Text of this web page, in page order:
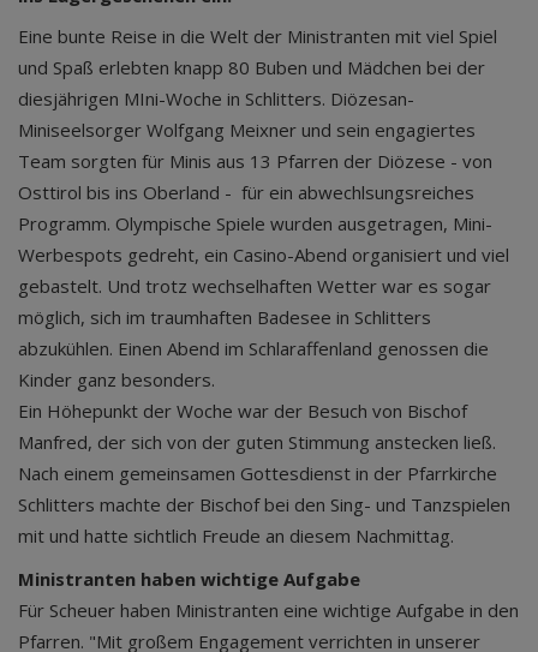
Eine bunte Reise in die Welt der Ministranten mit viel Spiel
und Spaß erlebten knapp 80 Buben und Mädchen bei der
diesjährigen MIni-Woche in Schlitters. Diözesan-
Miniseelsorger Wolfgang Meixner und sein engagiertes
Team sorgten für Minis aus 13 Pfarren der Diözese - von
Osttirol bis ins Oberland - für ein abwechlsungsreiches
Programm. Olympische Spiele wurden ausgetragen, Mini-
Werbespots gedreht, ein Casino-Abend organisiert und viel
gebastelt. Und trotz wechselhaften Wetter war es sogar
möglich, sich im traumhaften Badesee in Schlitters
abzukühlen. Einen Abend im Schlaraffenland genossen die
Kinder ganz besonders.
Ein Höhepunkt der Woche war der Besuch von Bischof
Manfred, der sich von der guten Stimmung anstecken ließ.
Nach einem gemeinsamen Gottesdienst in der Pfarrkirche
Schlitters machte der Bischof bei den Sing- und Tanzspielen
mit und hatte sichtlich Freude an diesem Nachmittag.
Ministranten haben wichtige Aufgabe
Für Scheuer haben Ministranten eine wichtige Aufgabe in den
Pfarren. "Mit großem Engagement verrichten in unserer